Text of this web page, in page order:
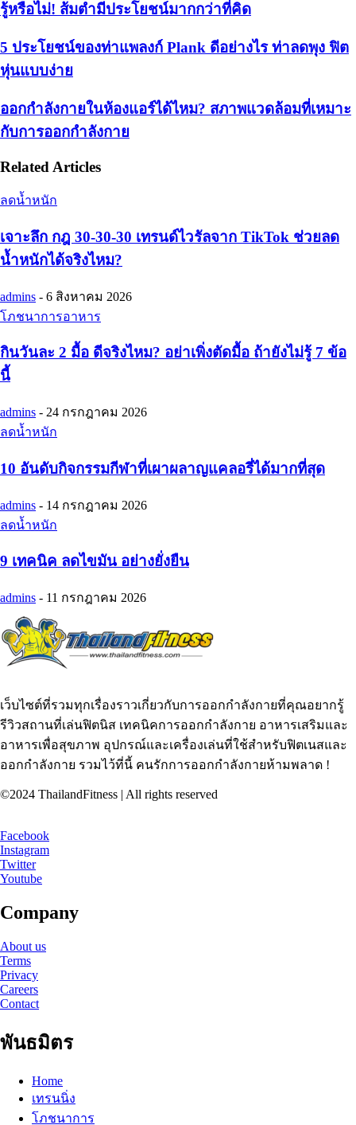
รู้หรือไม่! ส้มตำมีประโยชน์มากกว่าที่คิด
5 ประโยชน์ของท่าแพลงก์ Plank ดีอย่างไร ท่าลดพุง ฟิต
หุ่นแบบง่าย
ออกกําลังกายในห้องแอร์ได้ไหม? สภาพแวดล้อมที่เหมาะ
กับการออกกำลังกาย
Related Articles
ลดน้ำหนัก
เจาะลึก กฎ 30-30-30 เทรนด์ไวรัลจาก TikTok ช่วยลด
น้ำหนักได้จริงไหม?
admins - 6 สิงหาคม 2026
โภชนาการอาหาร
กินวันละ 2 มื้อ ดีจริงไหม? อย่าเพิ่งตัดมื้อ ถ้ายังไม่รู้ 7 ข้อ
นี้
admins - 24 กรกฎาคม 2026
ลดน้ำหนัก
10 อันดับกิจกรรมกีฬาที่เผาผลาญแคลอรี่ได้มากที่สุด
admins - 14 กรกฎาคม 2026
ลดน้ำหนัก
9 เทคนิค ลดไขมัน อย่างยั่งยืน
admins - 11 กรกฎาคม 2026
เว็บไซต์ที่รวมทุกเรื่องราวเกี่ยวกับการออกกำลังกายที่คุณอยากรู้
รีวิวสถานที่เล่นฟิตนิส เทคนิคการออกกำลังกาย อาหารเสริมและ
อาหารเพื่อสุขภาพ อุปกรณ์และเครื่องเล่นที่ใช้สำหรับฟิตเนสและ
ออกกำลังกาย รวมไว้ที่นี้ คนรักการออกกำลังกายห้ามพลาด !
©2024 ThailandFitness | All rights reserved
Facebook
Instagram
Twitter
Youtube
Company
About us
Terms
Privacy
Careers
Contact
พันธมิตร
Home
เทรนนิ่ง
โภชนาการ